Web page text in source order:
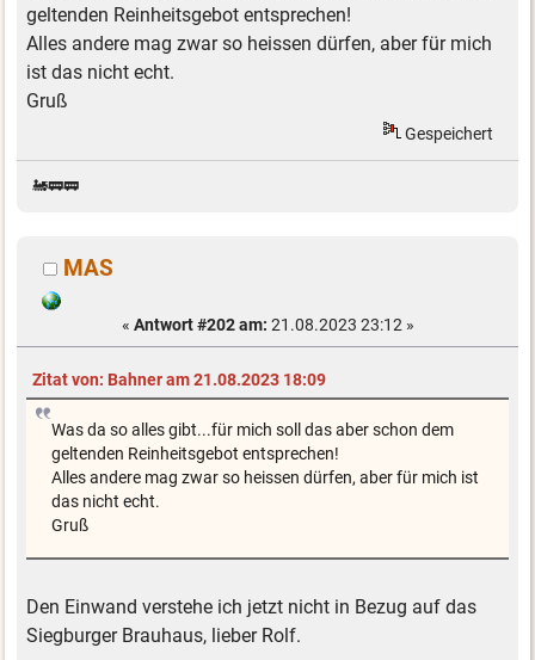
geltenden Reinheitsgebot entsprechen!
Alles andere mag zwar so heissen dürfen, aber für mich
ist das nicht echt.
Gruß
Gespeichert
🚂🚃🚃
MAS
« Antwort #202 am: 21.08.2023 23:12 »
Zitat von: Bahner am 21.08.2023 18:09
Was da so alles gibt...für mich soll das aber schon dem
geltenden Reinheitsgebot entsprechen!
Alles andere mag zwar so heissen dürfen, aber für mich ist
das nicht echt.
Gruß
Den Einwand verstehe ich jetzt nicht in Bezug auf das
Siegburger Brauhaus, lieber Rolf.